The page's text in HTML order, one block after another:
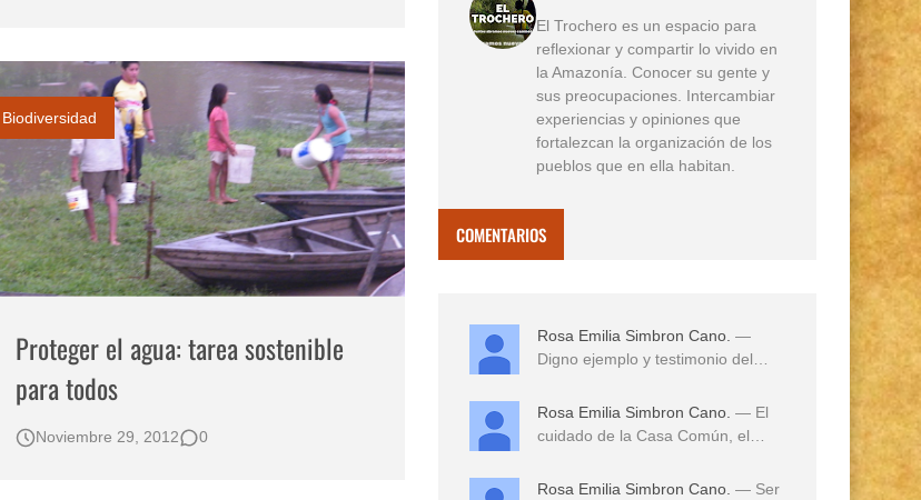
Biodiversidad
Proteger el agua: tarea sostenible
para todos
Noviembre 29, 2012 0
El Trochero es un espacio para
reflexionar y compartir lo vivido en
la Amazonía. Conocer su gente y
sus preocupaciones. Intercambiar
experiencias y opiniones que
fortalezcan la organización de los
pueblos que en ella habitan.
COMENTARIOS
Rosa Emilia Simbron Cano. —
Digno ejemplo y testimonio del
Rosa Emilia Simbron Cano. — El
cuidado de la Casa Común, el
Rosa Emilia Simbron Cano. — Ser